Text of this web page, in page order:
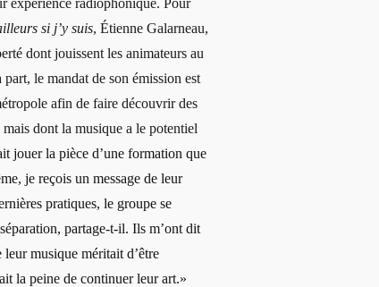
expérience radiophonique. Pour
si j’y suis, Étienne Galarneau,
dont jouissent les animateurs au
le mandat de son émission est
afin de faire découvrir des
dont la musique a le potentiel
jouer la pièce d’une formation que
je reçois un message de leur
pratiques, le groupe se
partage-t-il. Ils m’ont dit
musique méritait d’être
la peine de continuer leur art.»